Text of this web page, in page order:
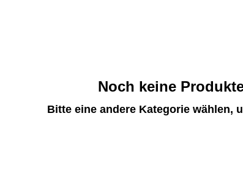
Noch keine
Bitte eine andere Kategorie wählen,